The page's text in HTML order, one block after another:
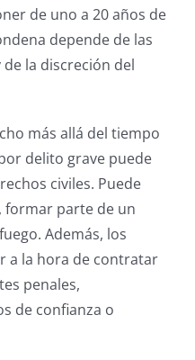
de uno a 20 años de
depende de las
la discreción del
más allá del tiempo
delito grave puede
civiles. Puede
formar parte de un
Además, los
a la hora de contratar
penales,
de confianza o